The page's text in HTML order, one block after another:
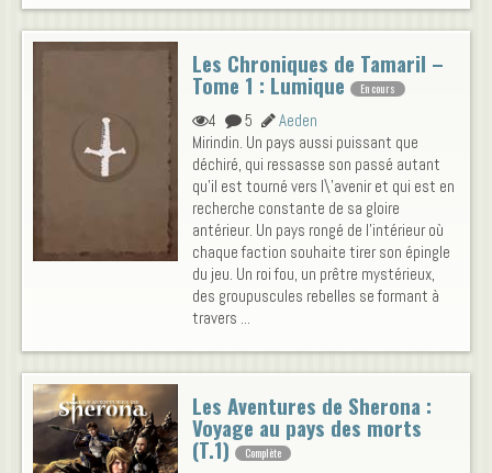
Les Chroniques de Tamaril –
Tome 1 : Lumique En cours
4 5
Aeden
Mirindin. Un pays aussi puissant que
déchiré, qui ressasse son passé autant
qu'il est tourné vers l\'avenir et qui est en
recherche constante de sa gloire
antérieur. Un pays rongé de l'intérieur où
chaque faction souhaite tirer son épingle
du jeu. Un roi fou, un prêtre mystérieux,
des groupuscules rebelles se formant à
travers ...
Les Aventures de Sherona :
Voyage au pays des morts
(T.1) Complète